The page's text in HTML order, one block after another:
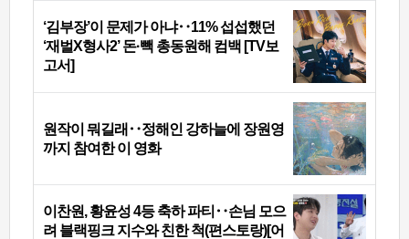
‘김부장’이 문제가 아냐‥11% 섭섭했던
‘재벌X형사2’ 돈·빽 총동원해 컴백 [TV보
고서]
원작이 뭐길래‥정해인 강하늘에 장원영
까지 참여한 이 영화
이찬원, 황윤성 4등 축하 파티‥손님 모으
려 블랙핑크 지수와 친한 척(편스토랑)[어